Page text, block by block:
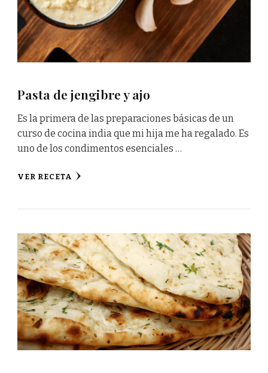
Pasta de jengibre y ajo
Es la primera de las preparaciones básicas de un
curso de cocina india que mi hija me ha regalado. Es
uno de los condimentos esenciales …
VER RECETA